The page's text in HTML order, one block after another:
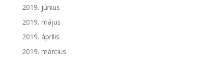
2019. június
2019. május
2019. április
2019. március